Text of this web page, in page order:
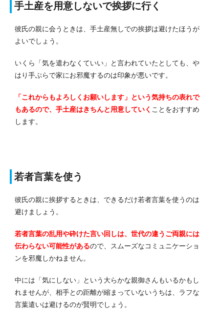
手土産を用意しないで挨拶に行く
彼氏の親に会うときは、手土産無しでの挨拶は避けたほうが
よいでしょう。
いくら「気を遣わなくていい」と言われていたとしても、や
はり手ぶらで家にお邪魔するのは印象が悪いです。
「これからもよろしくお願いします」という気持ちの表れで
もあるので、手土産はきちんと用意していく ことをおすすめ
します。
若者言葉を使う
彼氏の親に挨拶するときは、できるだけ若者言葉を使うのは
避けましょう。
若者言葉の乱用や砕けた言い回しは、世代の違うご両親には
伝わらない可能性があるので、スムーズなコミュニケーショ
ンを邪魔しかねません。
中には「気にしない」という大らかな親御さんもいるかもし
れませんが、相手との距離が縮まっていないうちは、ラフな
言葉遣いは避けるのが賢明でしょう。